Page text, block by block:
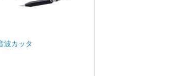
波カッタ